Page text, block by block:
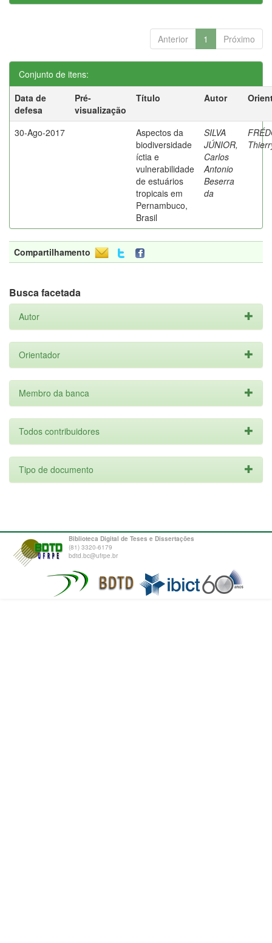
Anterior 1 Próximo
Conjunto de itens:
Data de
defesa
Pré-
visualização
Título Autor
30-Ago-2017
Aspectos da
biodiversidade
íctia e
vulnerabilidade
de estuários
tropicais em
Pernambuco,
Brasil
SILVA
JÚNIOR,
Carlos
Antonio
Beserra
da
Compartilhamento
Busca facetada
Autor
Orientador
Membro da banca
Todos contribuidores
Tipo de documento
Biblioteca Digital de Teses e Dissertações
(81) 3320-6179
bdtd.bc@ufrpe.br